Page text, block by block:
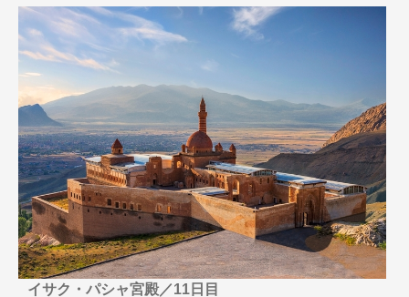
“知究”紀行
GRAND'EX
夢の休日 | 海外旅行
目的・テーマから探す
美術鑑賞
ヨーロッパの田舎（村・町）
名門・名物ホテルに泊まる
特別企画
グルメ
リゾート
一都市滞在
お祭り・イベント
絶景
日系航空会社で行く
世界遺産を訪れる
目的・テーマから探す
紅葉
祭り
季節の風景
特別企画
ラグジュアリーバスでめぐる
ガンツウ
ななつ星in九州
TWILIGHT EXPRESS 瑞風
美食・旬の味覚を味わう
アドベンチャーツーリズム・ウォー
キング
観光列車
島旅
イサク・パシャ宮殿／11日目